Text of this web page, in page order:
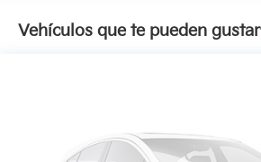
Vehículos que te pueden gustar